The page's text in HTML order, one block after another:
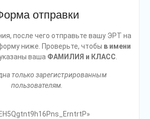
отправки
после чего отправьте вашу ЭРТ на
ниже. Проверьте, чтобы в имени
ваша ФАМИЛИЯ и КЛАСС.
только зарегистрированным
пользователям.